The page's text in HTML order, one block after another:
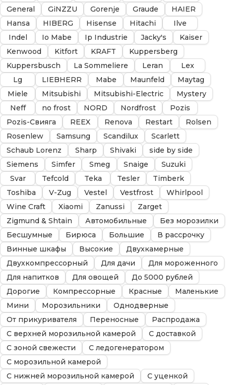
General
GiNZZU Gorenje Graude
HAIER
Hansa
HIBERG Hisense Hitachi
Ilve
Indel
Io Mabe Ip Industrie Jacky's
Kaiser
Kenwood
Kitfort KRAFT
Kuppersberg
Kuppersbusch
La Sommeliere Leran
Lex
Lg
LIEBHERR Mabe Maunfeld
Maytag
Miele
Mitsubishi Mitsubishi-Electric
Mystery
Neff
no frost NORD Nordfrost
Pozis
Pozis-Свияга
REEX Renova Restart
Rolsen
Rosenlew
Samsung Scandilux
Scarlett
Schaub Lorenz
Sharp Shivaki
side by side
Siemens
Simfer Smeg Snaige
Suzuki
Svar
Tefcold Teka Tesler
Timberk
Toshiba
V-Zug Vestel Vestfrost
Whirlpool
Wine Craft
Xiaomi Zanussi
Zarget
Zigmund & Shtain
Автомобильные
Без морозилки
Бесшумные
Бирюса Большие
В рассрочку
Винные шкафы
Высокие
Двухкамерные
Двухкомпрессорный
Для дачи
Для мороженного
Для напитков
Для овощей
До 5000 рублей
Дорогие
Компрессорные Красные
Маленькие
Мини
Морозильники
Однодверные
От прикуривателя
Переносные
Распродажа
С верхней морозильной камерой
С доставкой
С зоной свежести
С ледогенератором
С морозильной камерой
С нижней морозильной камерой
С уценкой